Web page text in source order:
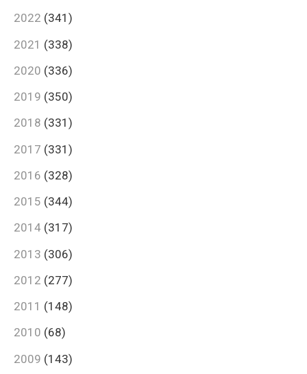
2022 (341)
2021 (338)
2020 (336)
2019 (350)
2018 (331)
2017 (331)
2016 (328)
2015 (344)
2014 (317)
2013 (306)
2012 (277)
2011 (148)
2010 (68)
2009 (143)